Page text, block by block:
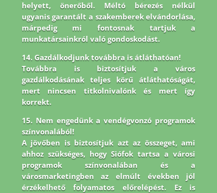
helyett, önerőből. Méltó bérezés nélkül
ugyanis garantált a szakemberek elvándorlása,
márpedig mi fontosnak tartjuk a
munkatársainkról való gondoskodást.
14. Gazdálkodjunk továbbra is átláthatóan!
Továbbra is biztosítjuk a város
gazdálkodásának teljes körű átláthatóságát,
mert nincsen titkolnivalónk és mert így
korrekt.
15. Nem engedünk a vendégvonzó programok
színvonalából!
A jövőben is biztosítjuk azt az összeget, ami
ahhoz szükséges, hogy Siófok tartsa a városi
programok színvonalában és a
városmarketingben az elmúlt években jól
érzékelhető folyamatos előrelépést. Ez is